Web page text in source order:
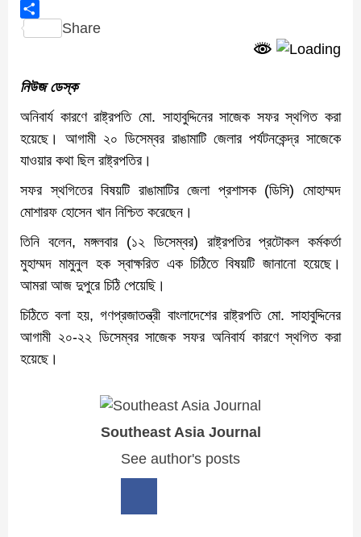
Telegram
Share
নিউজ ডেস্ক
অনিবার্য কারণে রাষ্ট্রপতি মো. সাহাবুদ্দিনের সাজেক সফর স্থগিত করা
হয়েছে। আগামী ২০ ডিসেম্বর রাঙামাটি জেলার পর্যটনকেন্দ্র সাজেকে
যাওয়ার কথা ছিল রাষ্ট্রপতির।
সফর স্থগিতের বিষয়টি রাঙামাটির জেলা প্রশাসক (ডিসি) মোহাম্মদ
মোশারফ হোসেন খান নিশ্চিত করেছেন।
তিনি বলেন, মঙ্গলবার (১২ ডিসেম্বর) রাষ্ট্রপতির প্রটোকল কর্মকর্তা
মুহাম্মদ মামুনুল হক স্বাক্ষরিত এক চিঠিতে বিষয়টি জানানো হয়েছে।
আমরা আজ দুপুরে চিঠি পেয়েছি।
চিঠিতে বলা হয়, গণপ্রজাতন্ত্রী বাংলাদেশের রাষ্ট্রপতি মো. সাহাবুদ্দিনের
আগামী ২০-২২ ডিসেম্বর সাজেক সফর অনিবার্য কারণে স্থগিত করা
হয়েছে।
Southeast Asia Journal
See author's posts